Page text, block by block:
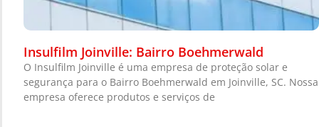
Insulfilm Joinville: Bairro Boehmerwald
O Insulfilm Joinville é uma empresa de proteção solar e
segurança para o Bairro Boehmerwald em Joinville, SC. Nossa
empresa oferece produtos e serviços de